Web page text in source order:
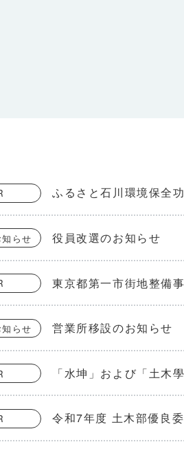
ふるさと石川環境保全
らせ 役員改選のお知らせ
東京都第一市街地整備
らせ 営業所移設のお知らせ
「水坤」および「土木
令和7年度 土木部優良